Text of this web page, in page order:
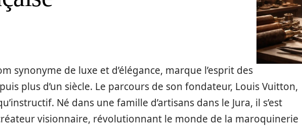
synonyme de luxe et d’élégance, marque l’esprit des
plus d’un siècle. Le parcours de son fondateur, Louis Vuitton,
Né dans une famille d’artisans dans le Jura, il s’est
visionnaire, révolutionnant le monde de la maroquinerie